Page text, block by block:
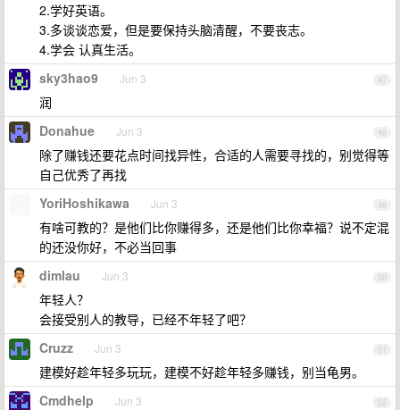
2.学好英语。
3.多谈谈恋爱，但是要保持头脑清醒，不要丧志。
4.学会 认真生活。
47
sky3hao9 Jun 3
润
48
Donahue Jun 3
除了赚钱还要花点时间找异性，合适的人需要寻找的，别觉得等
自己优秀了再找
49
YoriHoshikawa Jun 3
有啥可教的？是他们比你赚得多，还是他们比你幸福？说不定混
的还没你好，不必当回事
50
dimlau Jun 3
年轻人？
会接受别人的教导，已经不年轻了吧？
51
Cruzz Jun 3
建模好趁年轻多玩玩，建模不好趁年轻多赚钱，别当龟男。
52
Cmdhelp Jun 3